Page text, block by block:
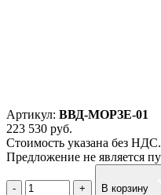
Артикул: ВВД-МОРЗЕ-01
223 530 руб.
Стоимость указана без НДС.
Предложение не является
В корзину